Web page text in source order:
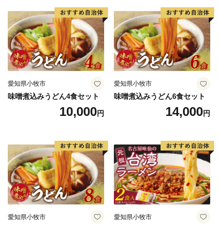
医療費・給食費・保育料・授業料・市営塾・祝い金
家庭の負担を軽減し、安心して子育てできるまちをめざ
しています。
豊後高田市の未来をあきらめない証です。
ふるさと納税は『想いを託す制度』。
愛知県小牧市
味噌煮込みうどん4食セット
10,000円
愛知県小牧市
味噌煮込みうどん6食セット
14,000円
愛知県小牧市 愛知県小牧市